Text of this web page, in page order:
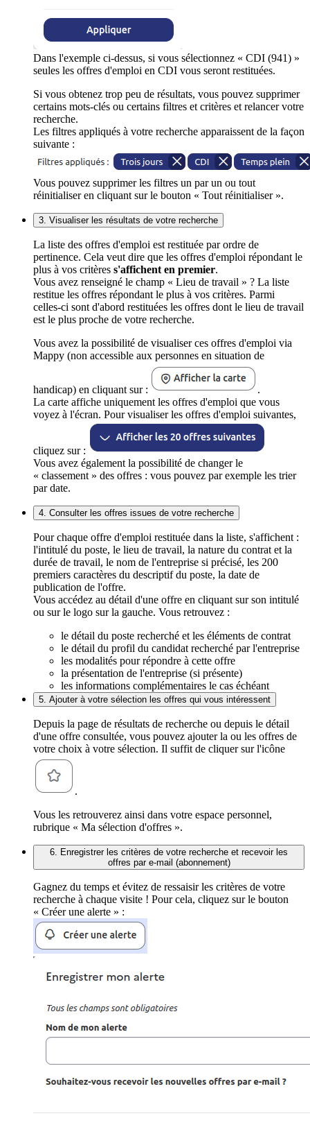
Dans l'exemple ci-dessus, si vous sélectionnez « CDI (941) »
seules les offres d'emploi en CDI vous seront restituées.
Si vous obtenez trop peu de résultats, vous pouvez supprimer
certains mots-clés ou certains filtres et critères et relancer votre
recherche.
Les filtres appliqués à votre recherche apparaissent de la façon
suivante :
Vous pouvez supprimer les filtres un par un ou tout
réinitialiser en cliquant sur le bouton « Tout réinitialiser ».
3. Visualiser les résultats de votre recherche
La liste des offres d'emploi est restituée par ordre de
pertinence. Cela veut dire que les offres d'emploi répondant le
plus à vos critères s'affichent en premier.
Vous avez renseigné le champ « Lieu de travail » ? La liste
restitue les offres répondant le plus à vos critères. Parmi
celles-ci sont d'abord restituées les offres dont le lieu de travail
est le plus proche de votre recherche.
Vous avez la possibilité de visualiser ces offres d'emploi via
Mappy (non accessible aux personnes en situation de
handicap) en cliquant sur :
.
La carte affiche uniquement les offres d'emploi que vous
voyez à l'écran. Pour visualiser les offres d'emploi suivantes,
cliquez sur :
Vous avez également la possibilité de changer le
« classement » des offres : vous pouvez par exemple les trier
par date.
4. Consulter les offres issues de votre recherche
Pour chaque offre d'emploi restituée dans la liste, s'affichent :
l'intitulé du poste, le lieu de travail, la nature du contrat et la
durée de travail, le nom de l'entreprise si précisé, les 200
premiers caractères du descriptif du poste, la date de
publication de l'offre.
Vous accédez au détail d'une offre en cliquant sur son intitulé
ou sur le logo sur la gauche. Vous retrouvez :
le détail du poste recherché et les éléments de contrat
le détail du profil du candidat recherché par l'entreprise
les modalités pour répondre à cette offre
la présentation de l'entreprise (si présente)
les informations complémentaires le cas échéant
5. Ajouter à votre sélection les offres qui vous intéressent
Depuis la page de résultats de recherche ou depuis le détail
d'une offre consultée, vous pouvez ajouter la ou les offres de
votre choix à votre sélection. Il suffit de cliquer sur l'icône
.
Vous les retrouverez ainsi dans votre espace personnel,
rubrique « Ma sélection d'offres ».
6. Enregistrer les critères de votre recherche et recevoir les
offres par e-mail (abonnement)
Gagnez du temps et évitez de ressaisir les critères de votre
recherche à chaque visite ! Pour cela, cliquez sur le bouton
« Créer une alerte » :